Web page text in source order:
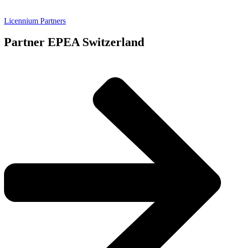
Licennium Partners
Partner EPEA Switzerland